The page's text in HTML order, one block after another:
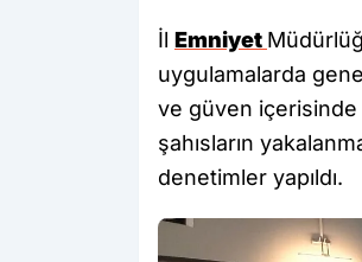
İl Emniyet
uygulamalarda
ve güven içerisinde
şahısların
denetimler yapıldı.